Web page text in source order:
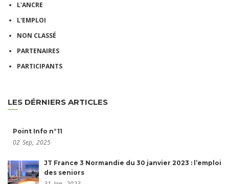
L'ANCRE
L'EMPLOI
NON CLASSÉ
PARTENAIRES
PARTICIPANTS
LES DÉRNIERS ARTICLES
Point Info n°11
02 Sep, 2025
JT France 3 Normandie du 30 janvier 2023 : l’emploi
des seniors